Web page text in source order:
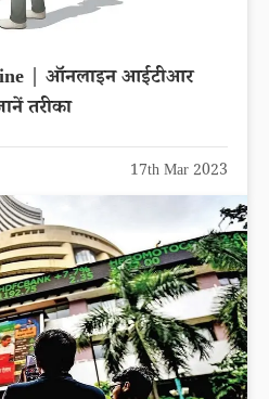
| ऑनलाइन आईटीआर
तरीका
17th Mar 2023